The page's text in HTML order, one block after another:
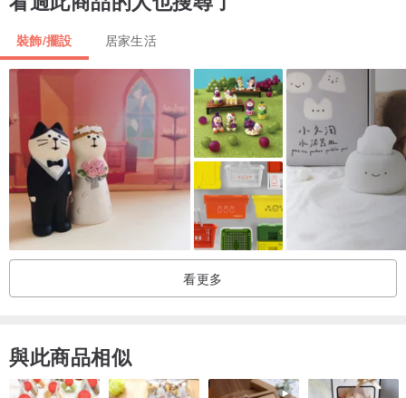
裝飾/擺設 居家生活
看更多
與此商品相似